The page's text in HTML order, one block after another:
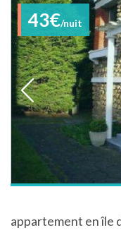
43€/nuit
appartement en île